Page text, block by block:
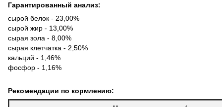
Гарантированный анализ:
сырой белок - 23,00%
сырой жир - 13,00%
сырая зола - 8,00%
сырая клетчатка - 2,50%
кальций - 1,46%
фосфор - 1,16%
Рекомендации по кормлению: